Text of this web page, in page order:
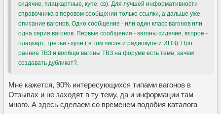
сидячие, плацкартные, купе, св). Для лучшей информативности
справочника в перовом сообщении только ссылки, а дальше уже
описание вагонов. Одно сообщение - или один класс вагонов или
одна серия вагонов. Первые сообщения - вагоны сидячие, второе -
плацкарт, третьи - купе ( в том числе и радиокупе и ИНВ). Про
ранние ТВЗ и вообще вагоны ТВЗ на форуме есть тема, зачем
создавать дубликат?.
Мне кажется, 90% интересующихся типами вагонов в
Отзывах и не заходят в ту тему, да и информации там
много. А здесь сделаем со временем подобия каталога